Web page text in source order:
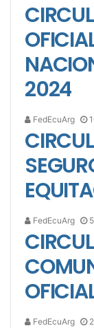
2024
FedEcuArg
FedEcuArg
FedEcuArg